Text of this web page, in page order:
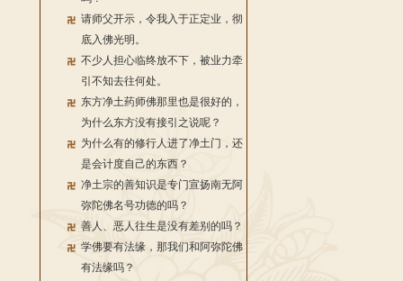
请师父开示，令我入于正定业，彻
底入佛光明。
不少人担心临终放不下，被业力牵
引不知去往何处。
东方净土药师佛那里也是很好的，
为什么东方没有接引之说呢？
为什么有的修行人进了净土门，还
是会计度自己的东西？
净土宗的善知识是专门宣扬南无阿
弥陀佛名号功德的吗？
善人、恶人往生是没有差别的吗？
学佛要有法缘，那我们和阿弥陀佛
有法缘吗？